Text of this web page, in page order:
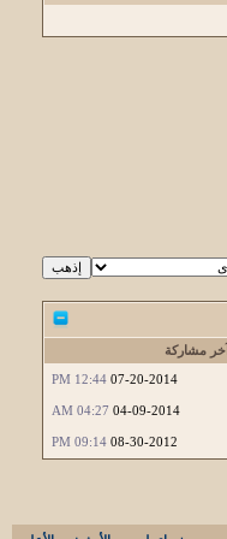
آخر مشاركة
07-20-2014
12:44 PM
04-09-2014
04:27 AM
08-30-2012
09:14 PM